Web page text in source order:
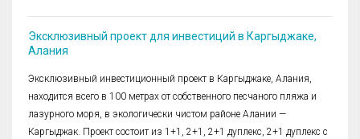
Эксклюзивный проект для инвестиций в Каргыджаке,
Алания
Эксклюзивный инвестиционный проект в Каргыджаке, Алания,
находится всего в 100 метрах от собственного песчаного пляжа и
лазурного моря, в экологически чистом районе Алании —
Каргыджак. Проект состоит из 1+1, 2+1, 2+1 дуплекс, 2+1 дуплекс с